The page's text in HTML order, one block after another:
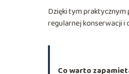
Dzięki tym praktycznym
regularnej konserwacji i
Co warto